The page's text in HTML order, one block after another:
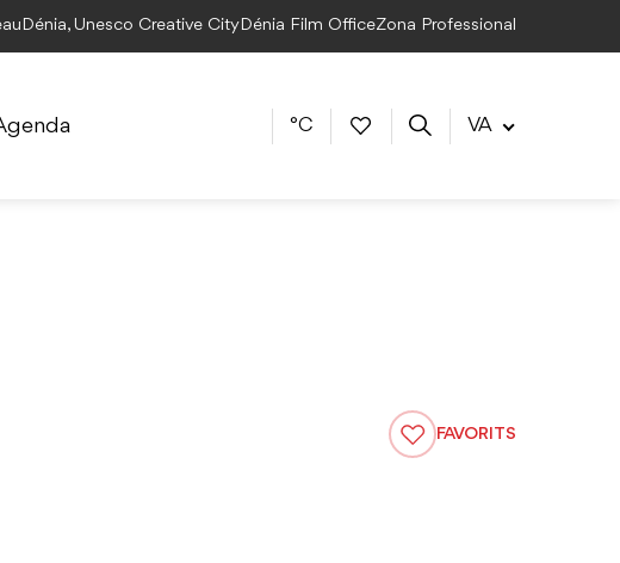
Dénia, Unesco Creative CityDénia Film OfficeZona Professional
°C VA
FAVORITS